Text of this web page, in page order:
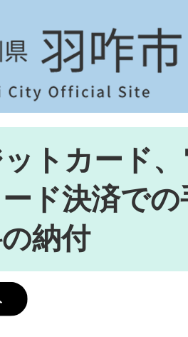
トカード
ド決済で
納付